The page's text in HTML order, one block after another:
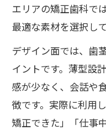
エリアの矯正歯科で
最適な素材を選択し
デザイン面では、歯
イントです。薄型設
感が少なく、会話や
徴です。実際に利用
矯正できた」「仕事